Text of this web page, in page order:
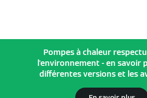
Pompes à chaleur
l'environnement - en savoir
différentes versions et les